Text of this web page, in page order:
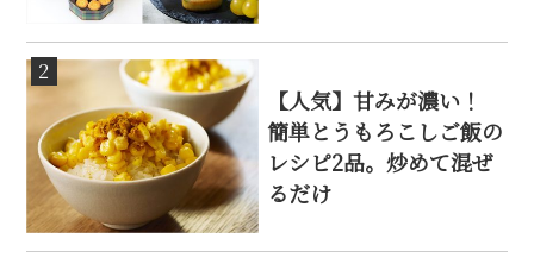
2
【人気】甘みが濃い！
簡単とうもろこしご飯の
レシピ2品。炒めて混ぜ
るだけ